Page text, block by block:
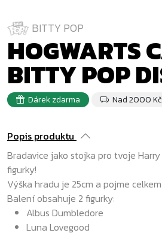
BITTY POP
HOGWARTS
BITTY POP
Dárek zdarma Nad 2000
Popis produktu
Bradavice jako stojka pro tvoje
figurky!
Výška hradu je 25cm a pojme
Balení obsahuje 2 figurky:
Albus Dumbledore
Luna Lovegood